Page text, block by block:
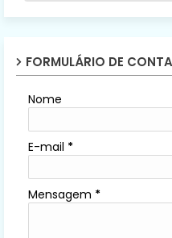
FORMULÁRIO DE
Nome
E-mail *
Mensagem *